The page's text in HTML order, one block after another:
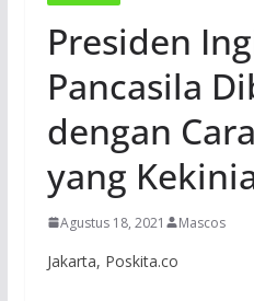
Presiden
Pancasila
dengan
yang
Agustus 18, 2021 Mascos
Jakarta, Poskita.co